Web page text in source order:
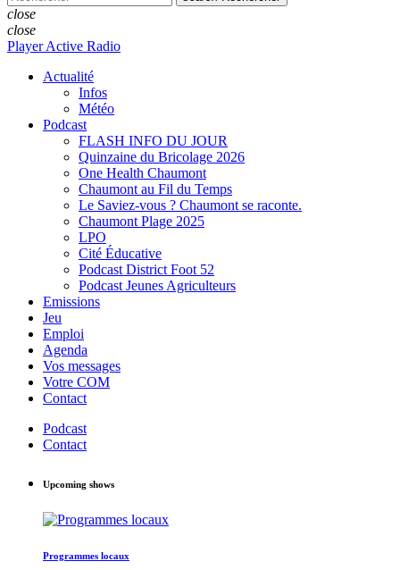
close
close
Player Active Radio
Actualité
Infos
Météo
Podcast
FLASH INFO DU JOUR
Quinzaine du Bricolage 2026
One Health Chaumont
Chaumont au Fil du Temps
Le Saviez-vous ? Chaumont se raconte.
Chaumont Plage 2025
LPO
Cité Éducative
Podcast District Foot 52
Podcast Jeunes Agriculteurs
Emissions
Jeu
Emploi
Agenda
Vos messages
Votre COM
Contact
Podcast
Contact
Upcoming shows
Programmes locaux